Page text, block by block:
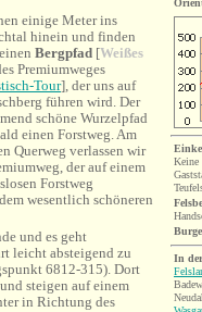
einige Meter ins
hinein und finden
Bergpfad [Weißes
Premiumweges
Tour], der uns auf
führen wird. Der
schöne Wurzelpfad
einen Forstweg. Am
Querweg verlassen wir
der auf einem
Forstweg
wesentlich schöneren
und es geht
leicht absteigend zu
6812-315). Dort
steigen auf einem
in Richtung des
Keine
In